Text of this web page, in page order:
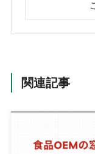
関連記事